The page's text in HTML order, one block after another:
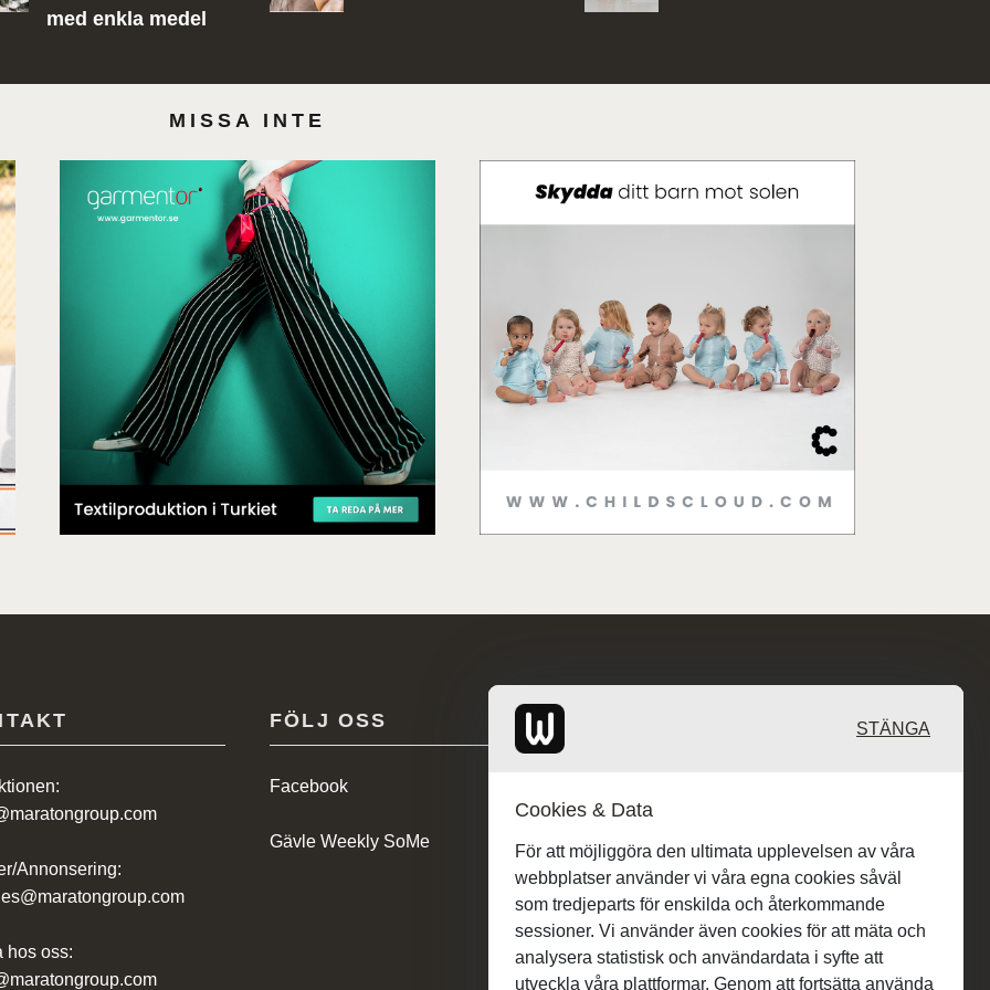
med enkla medel
MISSA INTE
Annonsering:
hos oss:
FÖLJ OSS
Facebook
Gävle Weekly SoMe
STÄNGA
Cookies & Data
För att möjliggöra den ultimata upplevelsen av våra
webbplatser använder vi våra egna cookies såväl
som tredjeparts för enskilda och återkommande
sessioner. Vi använder även cookies för att mäta och
analysera statistisk och användardata i syfte att
utveckla våra plattformar. Genom att fortsätta använda